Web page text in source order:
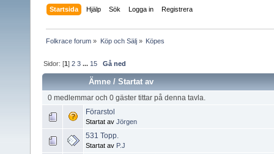
Startsida Hjälp Sök Logga in Registrera
Folkrace forum » Köp och Sälj» Köpes
Sidor: [1]2 3 ... 15 Gå ned
Ämne /Startat av
0 medlemmar och 0 gäster tittar på denna tavla.
Förarstol
Startat av Jörgen
531 Topp.
Startat av P.J